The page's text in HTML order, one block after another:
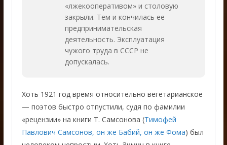
«лжекооперативом» и столовую
закрыли. Тем и кончилась ее
предпринимательская
деятельность. Эксплуатация
чужого труда в СССР не
допускалась.
Хоть 1921 год время относительно вегетарианское
— поэтов быстро отпустили, судя по фамилии
«рецензии» на книги Т. Самсонова (Тимофей
Павлович Самсонов, он же Бабий, он же Фома) был